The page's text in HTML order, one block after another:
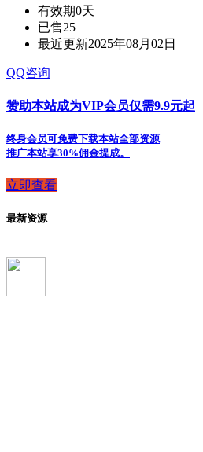
有效期0天
已售25
最近更新2025年08月02日
QQ咨询
赞助本站成为VIP会员仅需9.9元起
终身会员可免费下载本站全部资源
推广本站享30%佣金提成。
立即查看
最新资源